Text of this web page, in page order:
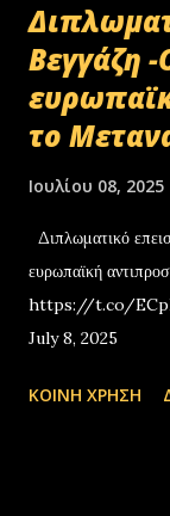
Βεγγάζη
το
Ιουλίου 08, 2025
Διπλωματικό
ευρωπαϊκή
https://t.co/
July 8, 2025
ΚΟΙΝΉ ΧΡΉΣΗ